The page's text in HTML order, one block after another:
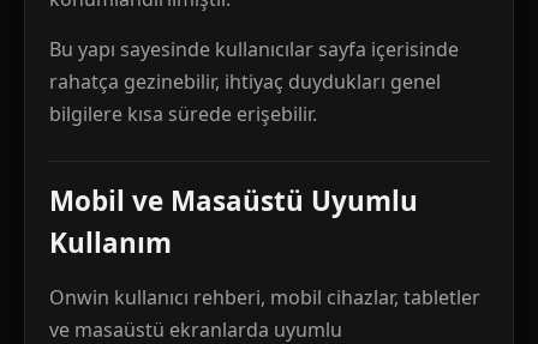
Bu yapı sayesinde kullanıcılar sayfa içerisinde
rahatça gezinebilir, ihtiyaç duydukları genel
bilgilere kısa sürede erişebilir.
Mobil ve Masaüstü Uyumlu
Kullanım
Onwin kullanıcı rehberi, mobil cihazlar, tabletler
ve masaüstü ekranlarda uyumlu